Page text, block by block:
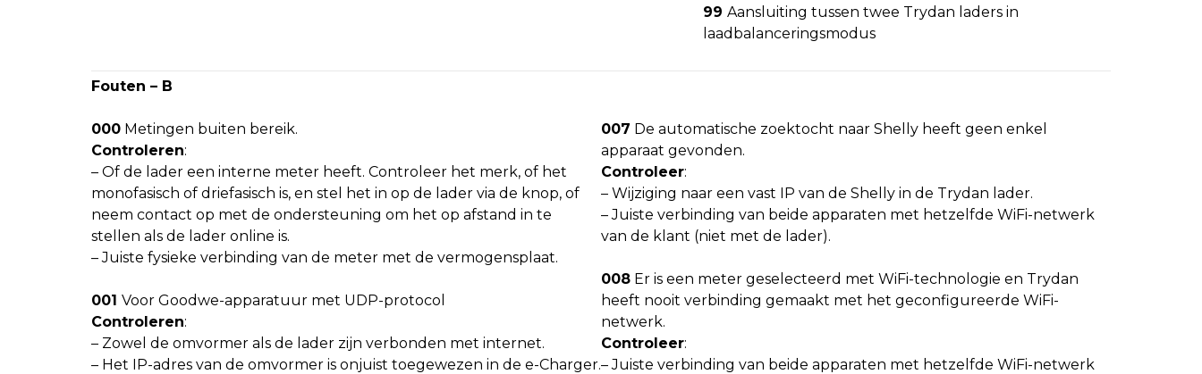
99 Aansluiting tussen twee Trydan laders in
laadbalanceringsmodus
Fouten – B
000 Metingen buiten bereik.
Controleren:
– Of de lader een interne meter heeft. Controleer het merk, of het
monofasisch of driefasisch is, en stel het in op de lader via de knop, of
neem contact op met de ondersteuning om het op afstand in te
stellen als de lader online is.
– Juiste fysieke verbinding van de meter met de vermogensplaat.
001 Voor Goodwe-apparatuur met UDP-protocol
Controleren:
– Zowel de omvormer als de lader zijn verbonden met internet.
– Het IP-adres van de omvormer is onjuist toegewezen in de e-Charger.
007 De automatische zoektocht naar Shelly heeft geen enkel
apparaat gevonden.
Controleer:
– Wijziging naar een vast IP van de Shelly in de Trydan lader.
– Juiste verbinding van beide apparaten met hetzelfde WiFi-netwerk
van de klant (niet met de lader).
008 Er is een meter geselecteerd met WiFi-technologie en Trydan
heeft nooit verbinding gemaakt met het geconfigureerde WiFi-
netwerk.
Controleer:
– Juiste verbinding van beide apparaten met hetzelfde WiFi-netwerk